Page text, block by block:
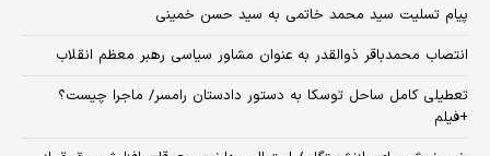
پیام تسلیت سید محمد خاتمی به سید حسن خمینی
انتصاب محمدباقر ذوالقدر به عنوان مشاور سیاسی رهبر معظم انقلاب
تعطیلی کامل ساحل توسکا به دستور دادستان رامسر/ ماجرا چیست؟
+فیلم